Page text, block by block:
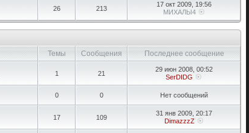
26 213
17 окт 2009, 19:56
МИХАЛЫ4
Темы Сообщения
Последнее сообщение
1 21
29 июн 2008, 00:52
SerDIDG
0 0 Нет сообщений
17 109
31 янв 2009, 20:17
DimazzzZ